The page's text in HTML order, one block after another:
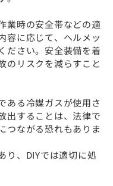
業時の安全帯などの適
容に応じて、ヘルメッ
ださい。安全装備を着
のリスクを減らすこと
ある冷媒ガスが使用さ
出することは、法律で
つながる恐れもありま
り、DIYでは適切に処